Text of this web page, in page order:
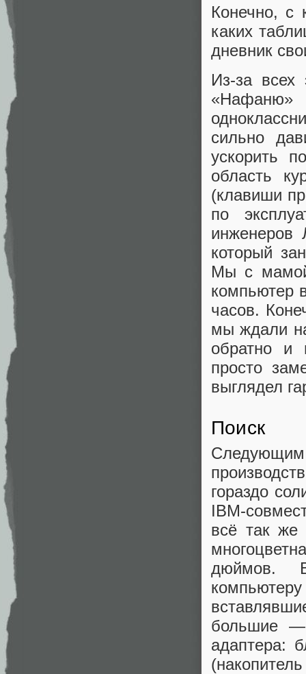
Конечно, с
каких
дневник
Из-за всех
«Нафаню»
сильно
ускорить
область
(клавиши
по
инженеров
который
Мы с
компьютер
часов.
мы ждали
обратно
просто
выглядел
Поиск
гораздо
IBM-
всё так же
дюймов.
большие
адаптера: